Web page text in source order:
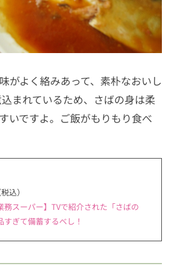
がよく絡みあって、素朴なおいし
まれているため、さばの身は柔
いですよ。ご飯がもりもり食べ
込）
務スーパー】TVで紹介された「さばの
すぎて備蓄するべし！